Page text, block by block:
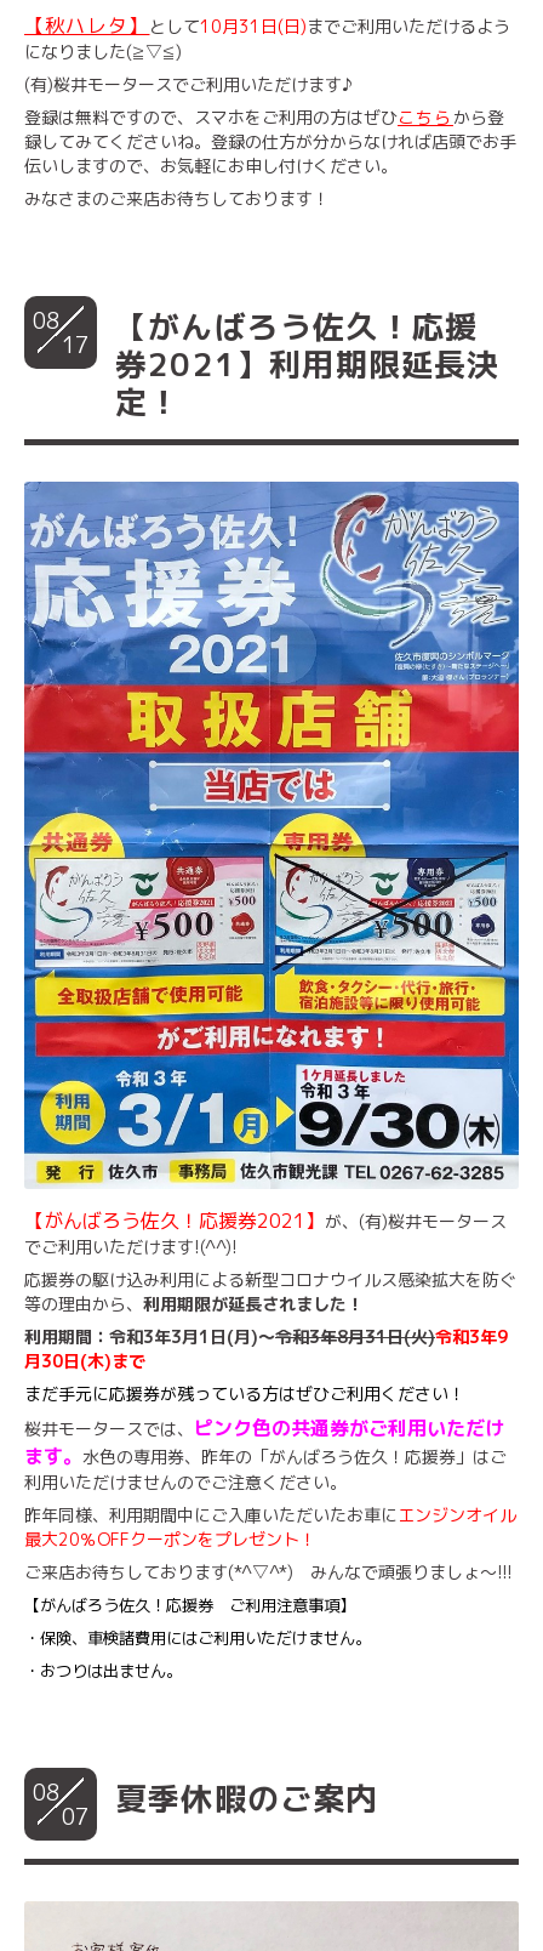
【秋ハレタ】 として10月31日(日)までご利用いただけるよう
になりました(≧▽≦)
(有)桜井モータースでご利用いただけます♪
登録は無料ですので、スマホをご利用の方はぜひこちら から登
録してみてくださいね。登録の仕方が分からなければ店頭でお手
伝いしますので、お気軽にお申し付けください。
みなさまのご来店お待ちしております！
08
17
【がんばろう佐久！応援
券2021】利用期限延長決
定！
【がんばろう佐久！応援券2021】 が、(有)桜井モータース
でご利用いただけます!(^^)!
応援券の駆け込み利用による新型コロナウイルス感染拡大を防ぐ
等の理由から、 利用期限が延長されました！
利用期間：令和3年3月1日(月)～令和3年8月31日(火)令和3年9
月30日(木)まで
まだ手元に応援券が残っている方はぜひご利用ください！
桜井モータースでは、
ピンク色の共通券がご利用いただけ
ます。 水色の専用券、昨年の「がんばろう佐久！応援券」はご
利用いただけませんのでご注意ください。
昨年同様、利用期間中にご入庫いただいたお車にエンジンオイル
最大20％OFFクーポンをプレゼント！
ご来店お待ちしております(*^▽^*) みんなで頑張りましょ～!!!
【がんばろう佐久！応援券 ご利用注意事項】
・保険、車検諸費用にはご利用いただけません。
・おつりは出ません。
08
07 夏季休暇のご案内